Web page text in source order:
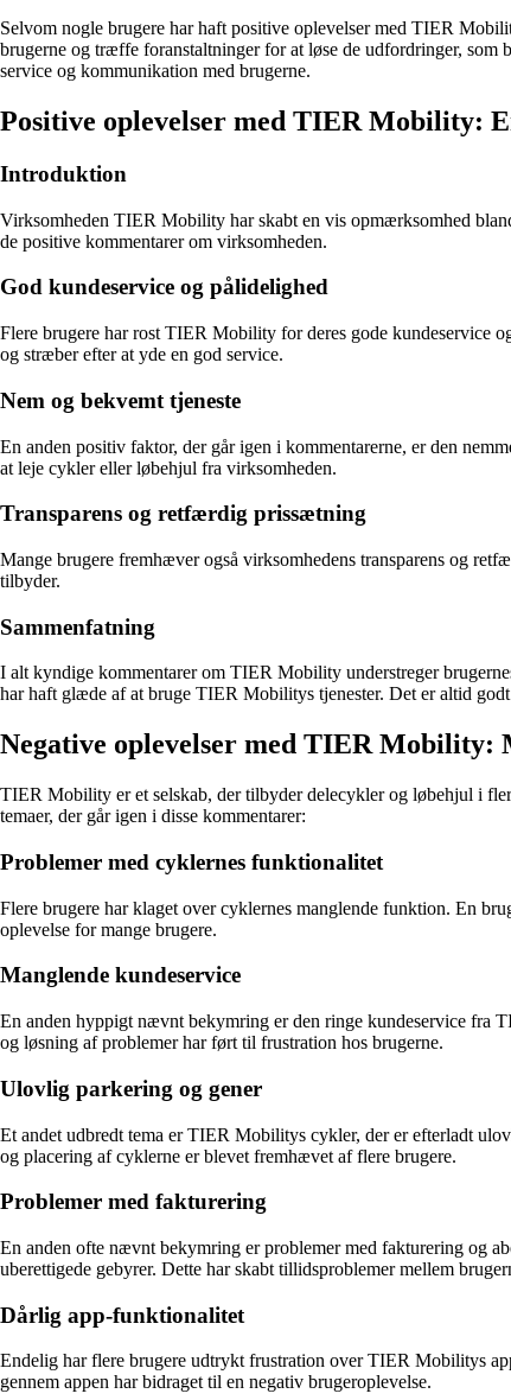
Selvom nogle brugere har haft positive oplevelser med TIER
brugerne og træffe foranstaltninger for at løse de udfordringer,
service og kommunikation med brugerne.
Positive oplevelser med TIER Mobility:
Introduktion
Virksomheden TIER Mobility har skabt en vis opmærksomhed
de positive kommentarer om virksomheden.
God kundeservice og pålidelighed
Flere brugere har rost TIER Mobility for deres gode kundeservice
og stræber efter at yde en god service.
Nem og bekvemt tjeneste
En anden positiv faktor, der går igen i kommentarerne, er den
at leje cykler eller løbehjul fra virksomheden.
Transparens og retfærdig prissætning
Mange brugere fremhæver også virksomhedens transparens og
tilbyder.
Sammenfatning
I alt kyndige kommentarer om TIER Mobility understreger
har haft glæde af at bruge TIER Mobilitys tjenester. Det er altid
Negative oplevelser med TIER Mobility:
TIER Mobility er et selskab, der tilbyder delecykler og løbehjul i
temaer, der går igen i disse kommentarer:
Problemer med cyklernes funktionalitet
Flere brugere har klaget over cyklernes manglende funktion. En
oplevelse for mange brugere.
Manglende kundeservice
En anden hyppigt nævnt bekymring er den ringe kundeservice fra
og løsning af problemer har ført til frustration hos brugerne.
Ulovlig parkering og gener
Et andet udbredt tema er TIER Mobilitys cykler, der er efterladt
og placering af cyklerne er blevet fremhævet af flere brugere.
Problemer med fakturering
En anden ofte nævnt bekymring er problemer med fakturering og
uberettigede gebyrer. Dette har skabt tillidsproblemer mellem
Dårlig app-funktionalitet
Endelig har flere brugere udtrykt frustration over TIER Mobilitys
gennem appen har bidraget til en negativ brugeroplevelse.